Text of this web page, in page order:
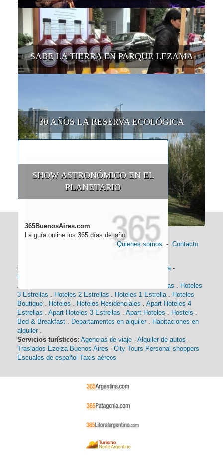
SABE LA TIERRA EN PARQUE LEZAMA
30 AÑOS LA RESERVA ECOLÓGICA
SHOW ASTRONÓMICO EN EL
PLANETARIO
365BuenosAires.com
La guía online los 365 días del año
Quienes somos - Contacto
Historia-
Alojamiento:
Hoteles 4 Estrellas . Hoteles
3 Estrellas . Hoteles 2 Estrellas . Hoteles 1 Estrella. Hoteles
Boutique . Hoteles . Hoteles Residenciales . Apart Hoteles 4
Estrellas . Apart Hoteles 3 Estrellas . Apart Hoteles . Hostels .
Bed & Breakfast . Departamentos en alquiler . Habitaciones en
alquiler .
Servicios turísticos: Agencias de viaje - Alquiler de autos -
Traslados Ezeiza Buenos Aires - City Tours Personal shoppers
Escuales de español Taxis aéreos